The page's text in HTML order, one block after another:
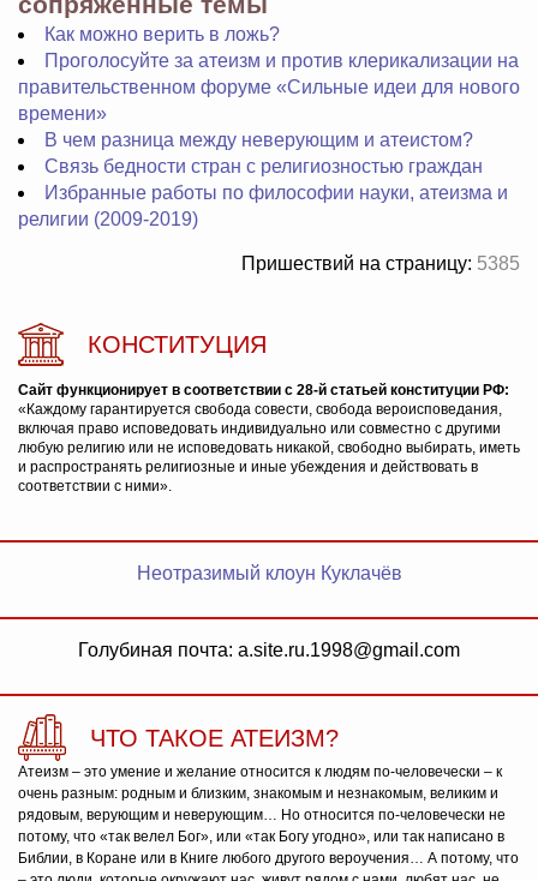
Как можно верить в ложь?
Проголосуйте за атеизм и против клерикализации на
правительственном форуме «Сильные идеи для нового
времени»
В чем разница между неверующим и атеистом?
Связь бедности стран с религиозностью граждан
Избранные работы по философии науки, атеизма и
религии (2009-2019)
Пришествий на страницу: 5385
КОНСТИТУЦИЯ
Сайт функционирует в соответствии с 28-й статьей конституции РФ:
«Каждому гарантируется свобода совести, свобода вероисповедания,
включая право исповедовать индивидуально или совместно с другими
любую религию или не исповедовать никакой, свободно выбирать, иметь
и распространять религиозные и иные убеждения и действовать в
соответствии с ними».
Неотразимый клоун Куклачёв
Голубиная почта: a.site.ru.1998@gmail.com
ЧТО ТАКОЕ АТЕИЗМ?
Атеизм – это умение и желание относится к людям по-человечески – к
очень разным: родным и близким, знакомым и незнакомым, великим и
рядовым, верующим и неверующим… Но относится по-человечески не
потому, что «так велел Бог», или «так Богу угодно», или так написано в
Библии, в Коране или в Книге любого другого вероучения… А потому, что